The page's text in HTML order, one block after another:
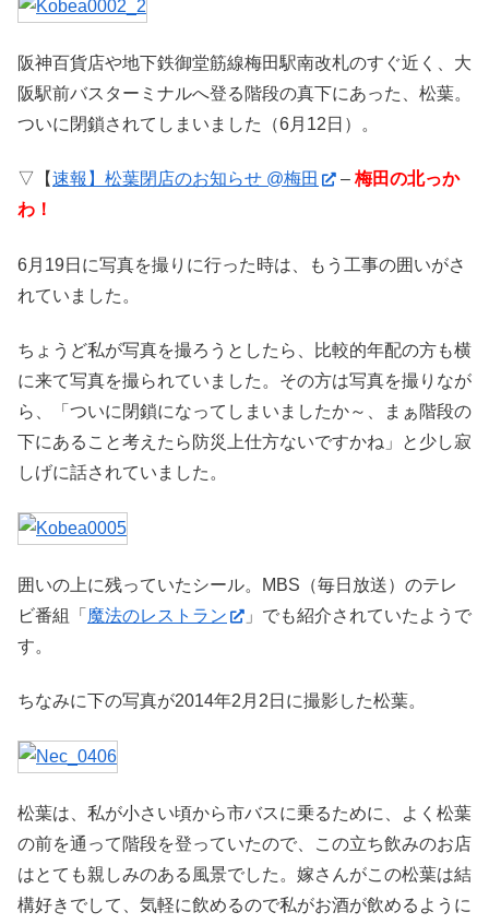
阪神百貨店や地下鉄御堂筋線梅田駅南改札のすぐ近く、大
阪駅前バスターミナルへ登る階段の真下にあった、松葉。
ついに閉鎖されてしまいました（6月12日）。
▽【速報】松葉閉店のお知らせ @梅田 – 梅田の北っか
わ！
6月19日に写真を撮りに行った時は、もう工事の囲いがさ
れていました。
ちょうど私が写真を撮ろうとしたら、比較的年配の方も横
に来て写真を撮られていました。その方は写真を撮りなが
ら、「ついに閉鎖になってしまいましたか～、まぁ階段の
下にあること考えたら防災上仕方ないですかね」と少し寂
しげに話されていました。
囲いの上に残っていたシール。MBS（毎日放送）のテレ
ビ番組「 魔法のレストラン
」でも紹介されていたようで
す。
ちなみに下の写真が2014年2月2日に撮影した松葉。
松葉は、私が小さい頃から市バスに乗るために、よく松葉
の前を通って階段を登っていたので、この立ち飲みのお店
はとても親しみのある風景でした。嫁さんがこの松葉は結
構好きでして、気軽に飲めるので私がお酒が飲めるように